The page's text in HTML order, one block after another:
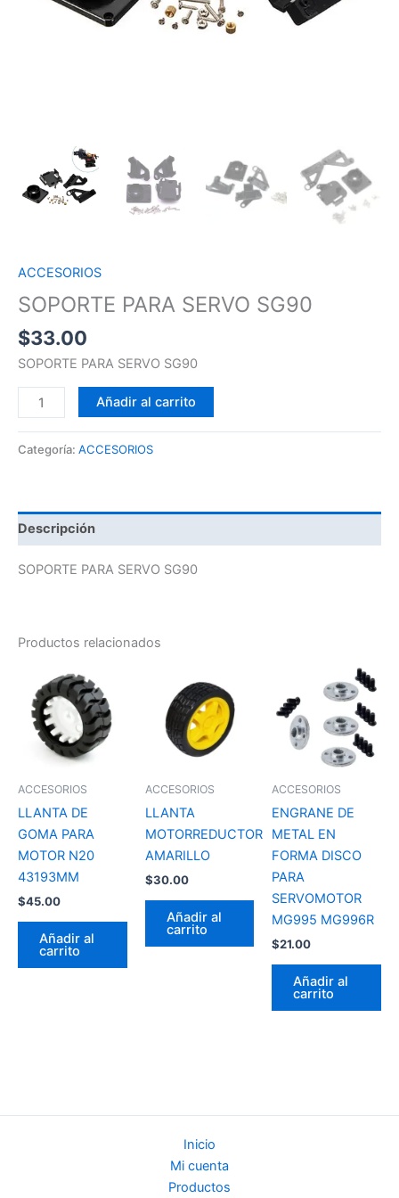
ACCESORIOS
SOPORTE PARA SERVO SG90
$33.00
SOPORTE PARA SERVO SG90
Añadir al carrito
Categoría: ACCESORIOS
Descripción
SOPORTE PARA SERVO SG90
Productos relacionados
ACCESORIOS
LLANTA DE
GOMA PARA
MOTOR N20
43193MM
$45.00
Añadir al
carrito
ACCESORIOS
LLANTA
MOTORREDUCTOR
AMARILLO
$30.00
Añadir al
carrito
ACCESORIOS
ENGRANE DE
METAL EN
FORMA DISCO
PARA
SERVOMOTOR
MG995 MG996R
$21.00
Añadir al
carrito
Inicio
Mi cuenta
Productos